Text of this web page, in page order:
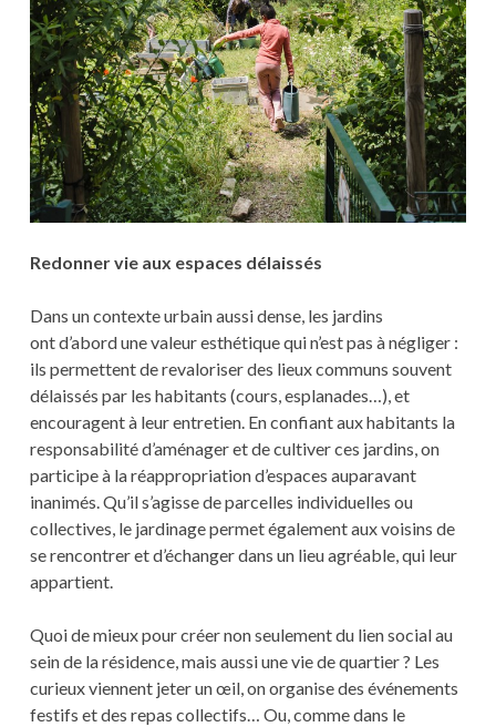
Redonner vie aux espaces délaissés
Dans un contexte urbain aussi dense, les jardins
ont d’abord une valeur esthétique qui n’est pas à négliger :
ils permettent de revaloriser des lieux communs souvent
délaissés par les habitants (cours, esplanades…), et
encouragent à leur entretien. En confiant aux habitants la
responsabilité d’aménager et de cultiver ces jardins, on
participe à la réappropriation d’espaces auparavant
inanimés. Qu’il s’agisse de parcelles individuelles ou
collectives, le jardinage permet également aux voisins de
se rencontrer et d’échanger dans un lieu agréable, qui leur
appartient.
Quoi de mieux pour créer non seulement du lien social au
sein de la résidence, mais aussi une vie de quartier ? Les
curieux viennent jeter un œil, on organise des événements
festifs et des repas collectifs… Ou, comme dans le